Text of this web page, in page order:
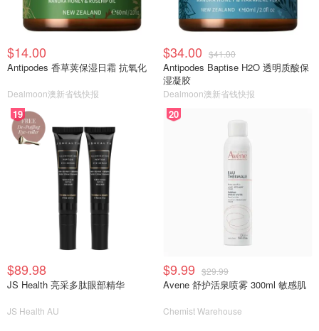
$14.00
Antipodes 香草荚保湿日霜 抗氧化
Dealmoon澳新省钱快报
$34.00 $41.00
Antipodes Baptise H2O 透明质酸保
湿凝胶
Dealmoon澳新省钱快报
19
$89.98
JS Health 亮采多肽眼部精华
JS Health AU
20
$9.99 $29.99
Avene 舒护活泉喷雾 300ml 敏感肌
Chemist Warehouse